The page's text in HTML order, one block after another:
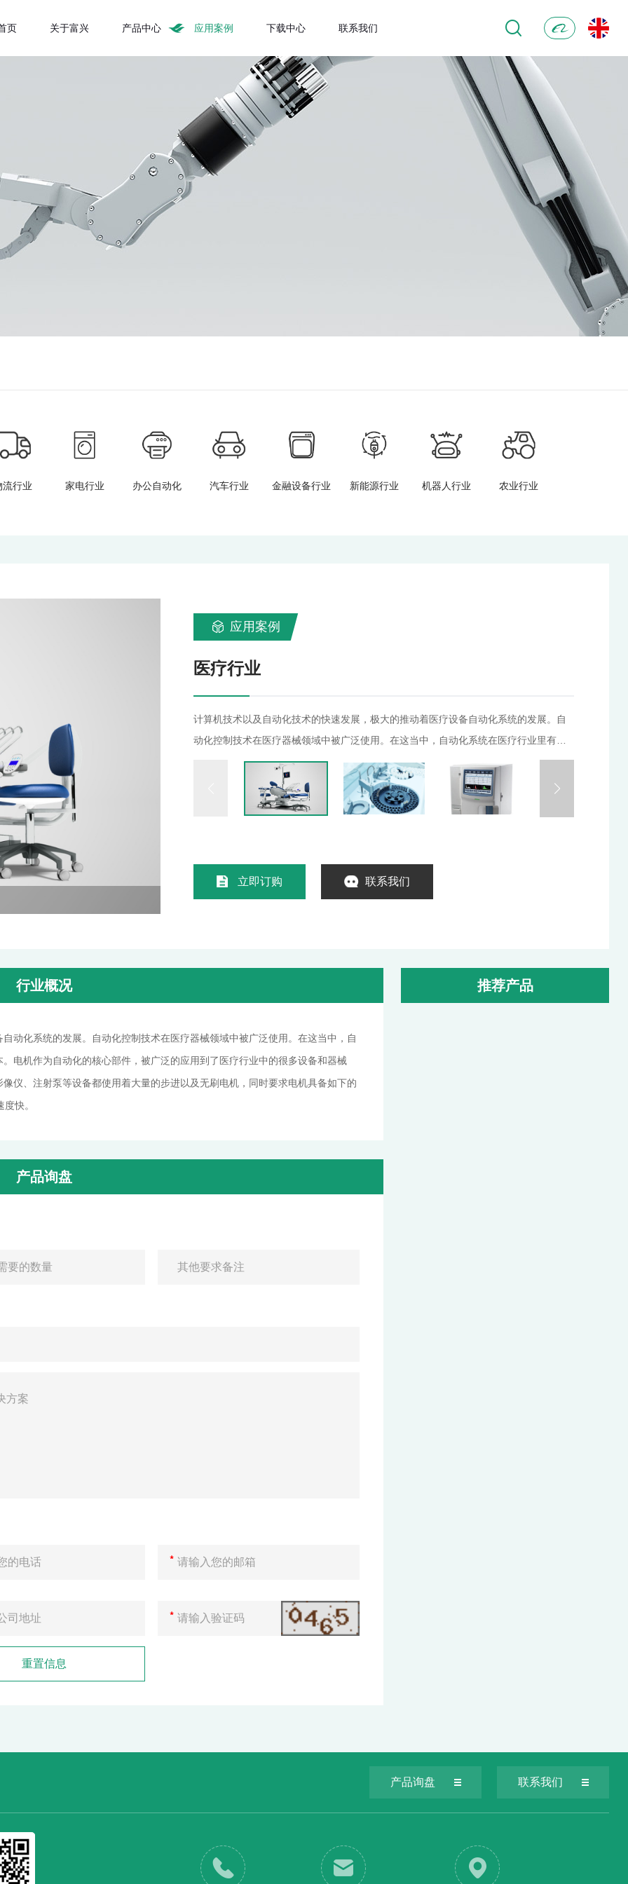
页 关于富兴 产品中心 应用案例 下载中心 联系我们
阿
流行业 家电行业 办公自动化 汽车行业 金融设备行业 新能源行业 机器人行业 农业行业
IVD行业
应用案例
医疗行业
计算机技术以及自动化技术的快速发展，极大的推动着医疗设备自动化系统的发展。自
动化控制技术在医疗器械领域中被广泛使用。在这当中，自动化系统在医疗行业里有效
的提升了工作效率，降低了生产成本。电机作为自动化的核心部件，被广泛的应用到了
医疗行业中的很多设备和器械中，诸如各类体液分析仪、骨钻、牙钻、生化分析仪、超
声波影像仪、注射泵等设备都使用着大量的步进以及无刷电机，同时要求电机具备如下
立即订购 联系我们
行业概况
动化系统的发展。自动化控制技术在医疗器械领域中被广泛使用。在这当中，自
电机作为自动化的核心部件，被广泛的应用到了医疗行业中的很多设备和器械
仪、注射泵等设备都使用着大量的步进以及无刷电机，同时要求电机具备如下的
快。
产品询盘
推荐产品
产品询盘 联系我们